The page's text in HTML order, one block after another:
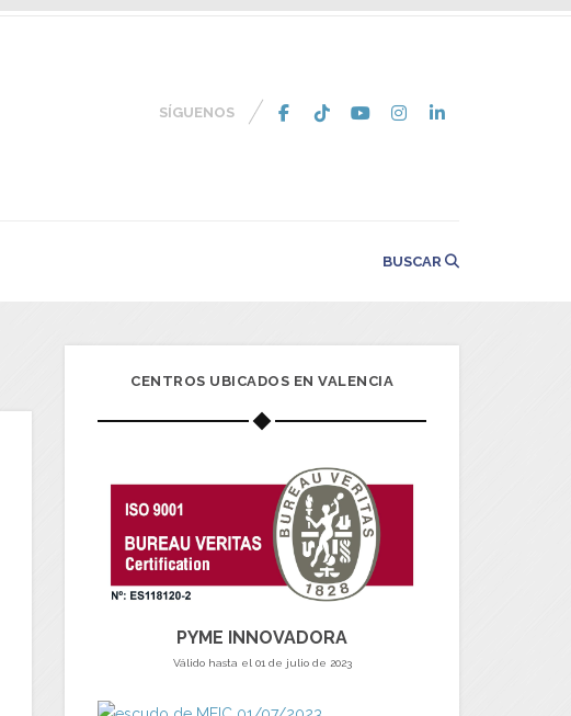
SÍGUENOS
BUSCAR
CENTROS UBICADOS EN VALENCIA
PYME INNOVADORA
Válido hasta el 01 de julio de 2023